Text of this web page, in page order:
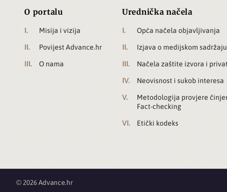
O portalu
Misija i vizija
Povijest Advance.hr
O nama
Urednička načela
Opća načela objavljivanja
Izjava o medijskom sadržaju
Načela zaštite izvora i
Neovisnost i sukob interesa
Metodologija provjere
Fact-checking
Etički kodeks
© 2026 Advance.hr